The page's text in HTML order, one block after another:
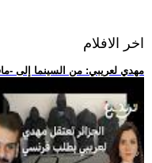
اخر الافلام
.. مهدي لعريبي: من السينما إلى -